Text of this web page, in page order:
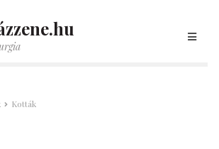
Kották